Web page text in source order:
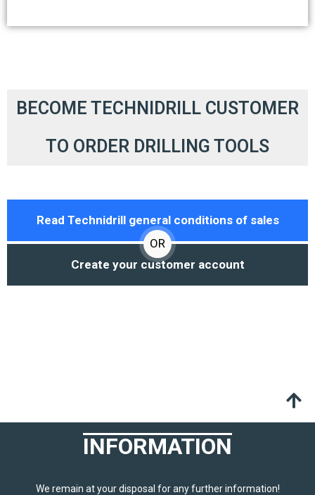
BECOME TECHNIDRILL CUSTOMER
TO ORDER DRILLING TOOLS
Read Technidrill general conditions of sales
OR
Create your customer account
INFORMATION
We remain at your disposal for any further information!